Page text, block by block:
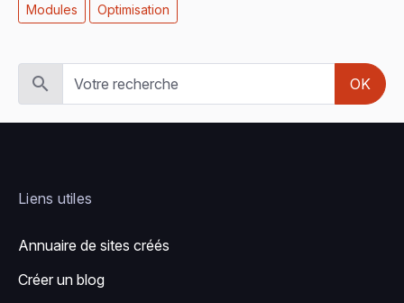
Modules Optimisation
OK
Liens utiles
Annuaire de sites créés
Créer un blog